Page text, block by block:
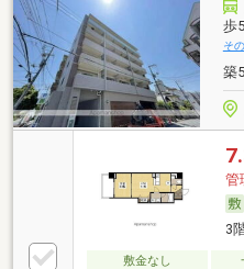
歩
そ
築
管
3
敷金なし